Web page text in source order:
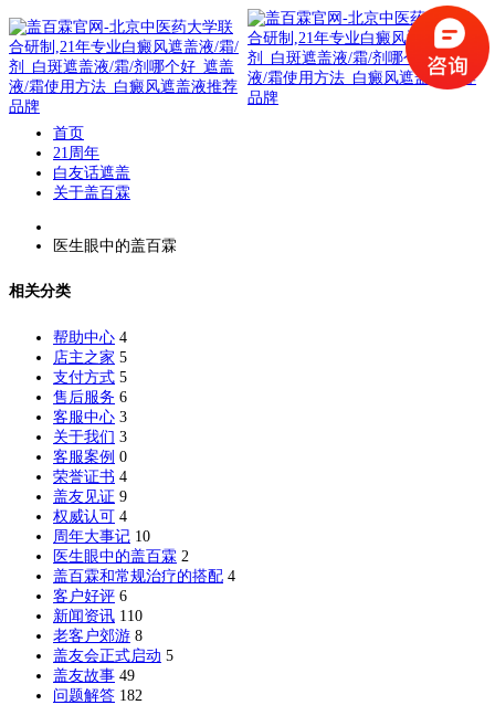
首页
21周年
白友话遮盖
关于盖百霖
医生眼中的盖百霖
相关分类
帮助中心 4
店主之家 5
支付方式 5
售后服务 6
客服中心 3
关于我们 3
客服案例 0
荣誉证书 4
盖友见证 9
权威认可 4
周年大事记 10
医生眼中的盖百霖 2
盖百霖和常规治疗的搭配 4
客户好评 6
新闻资讯 110
老客户郊游 8
盖友会正式启动 5
盖友故事 49
问题解答 182